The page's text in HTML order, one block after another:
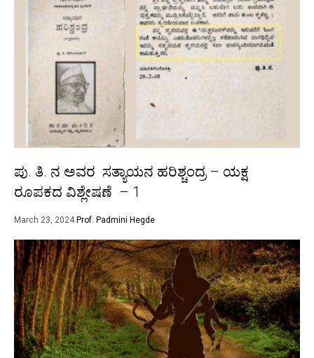
ಪು. ತಿ. ನ ಅವರ ಸತ್ಯಾಯನ ಹರಿಶ್ಚಂದ್ರ – ಯಕ್ಷ
ರೂಪಕದ ವಿಶ್ಲೇಷಣೆ – 1
March 23, 2024 Prof. Padmini Hegde